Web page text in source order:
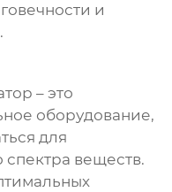
и
– это
оборудование,
для
веществ.